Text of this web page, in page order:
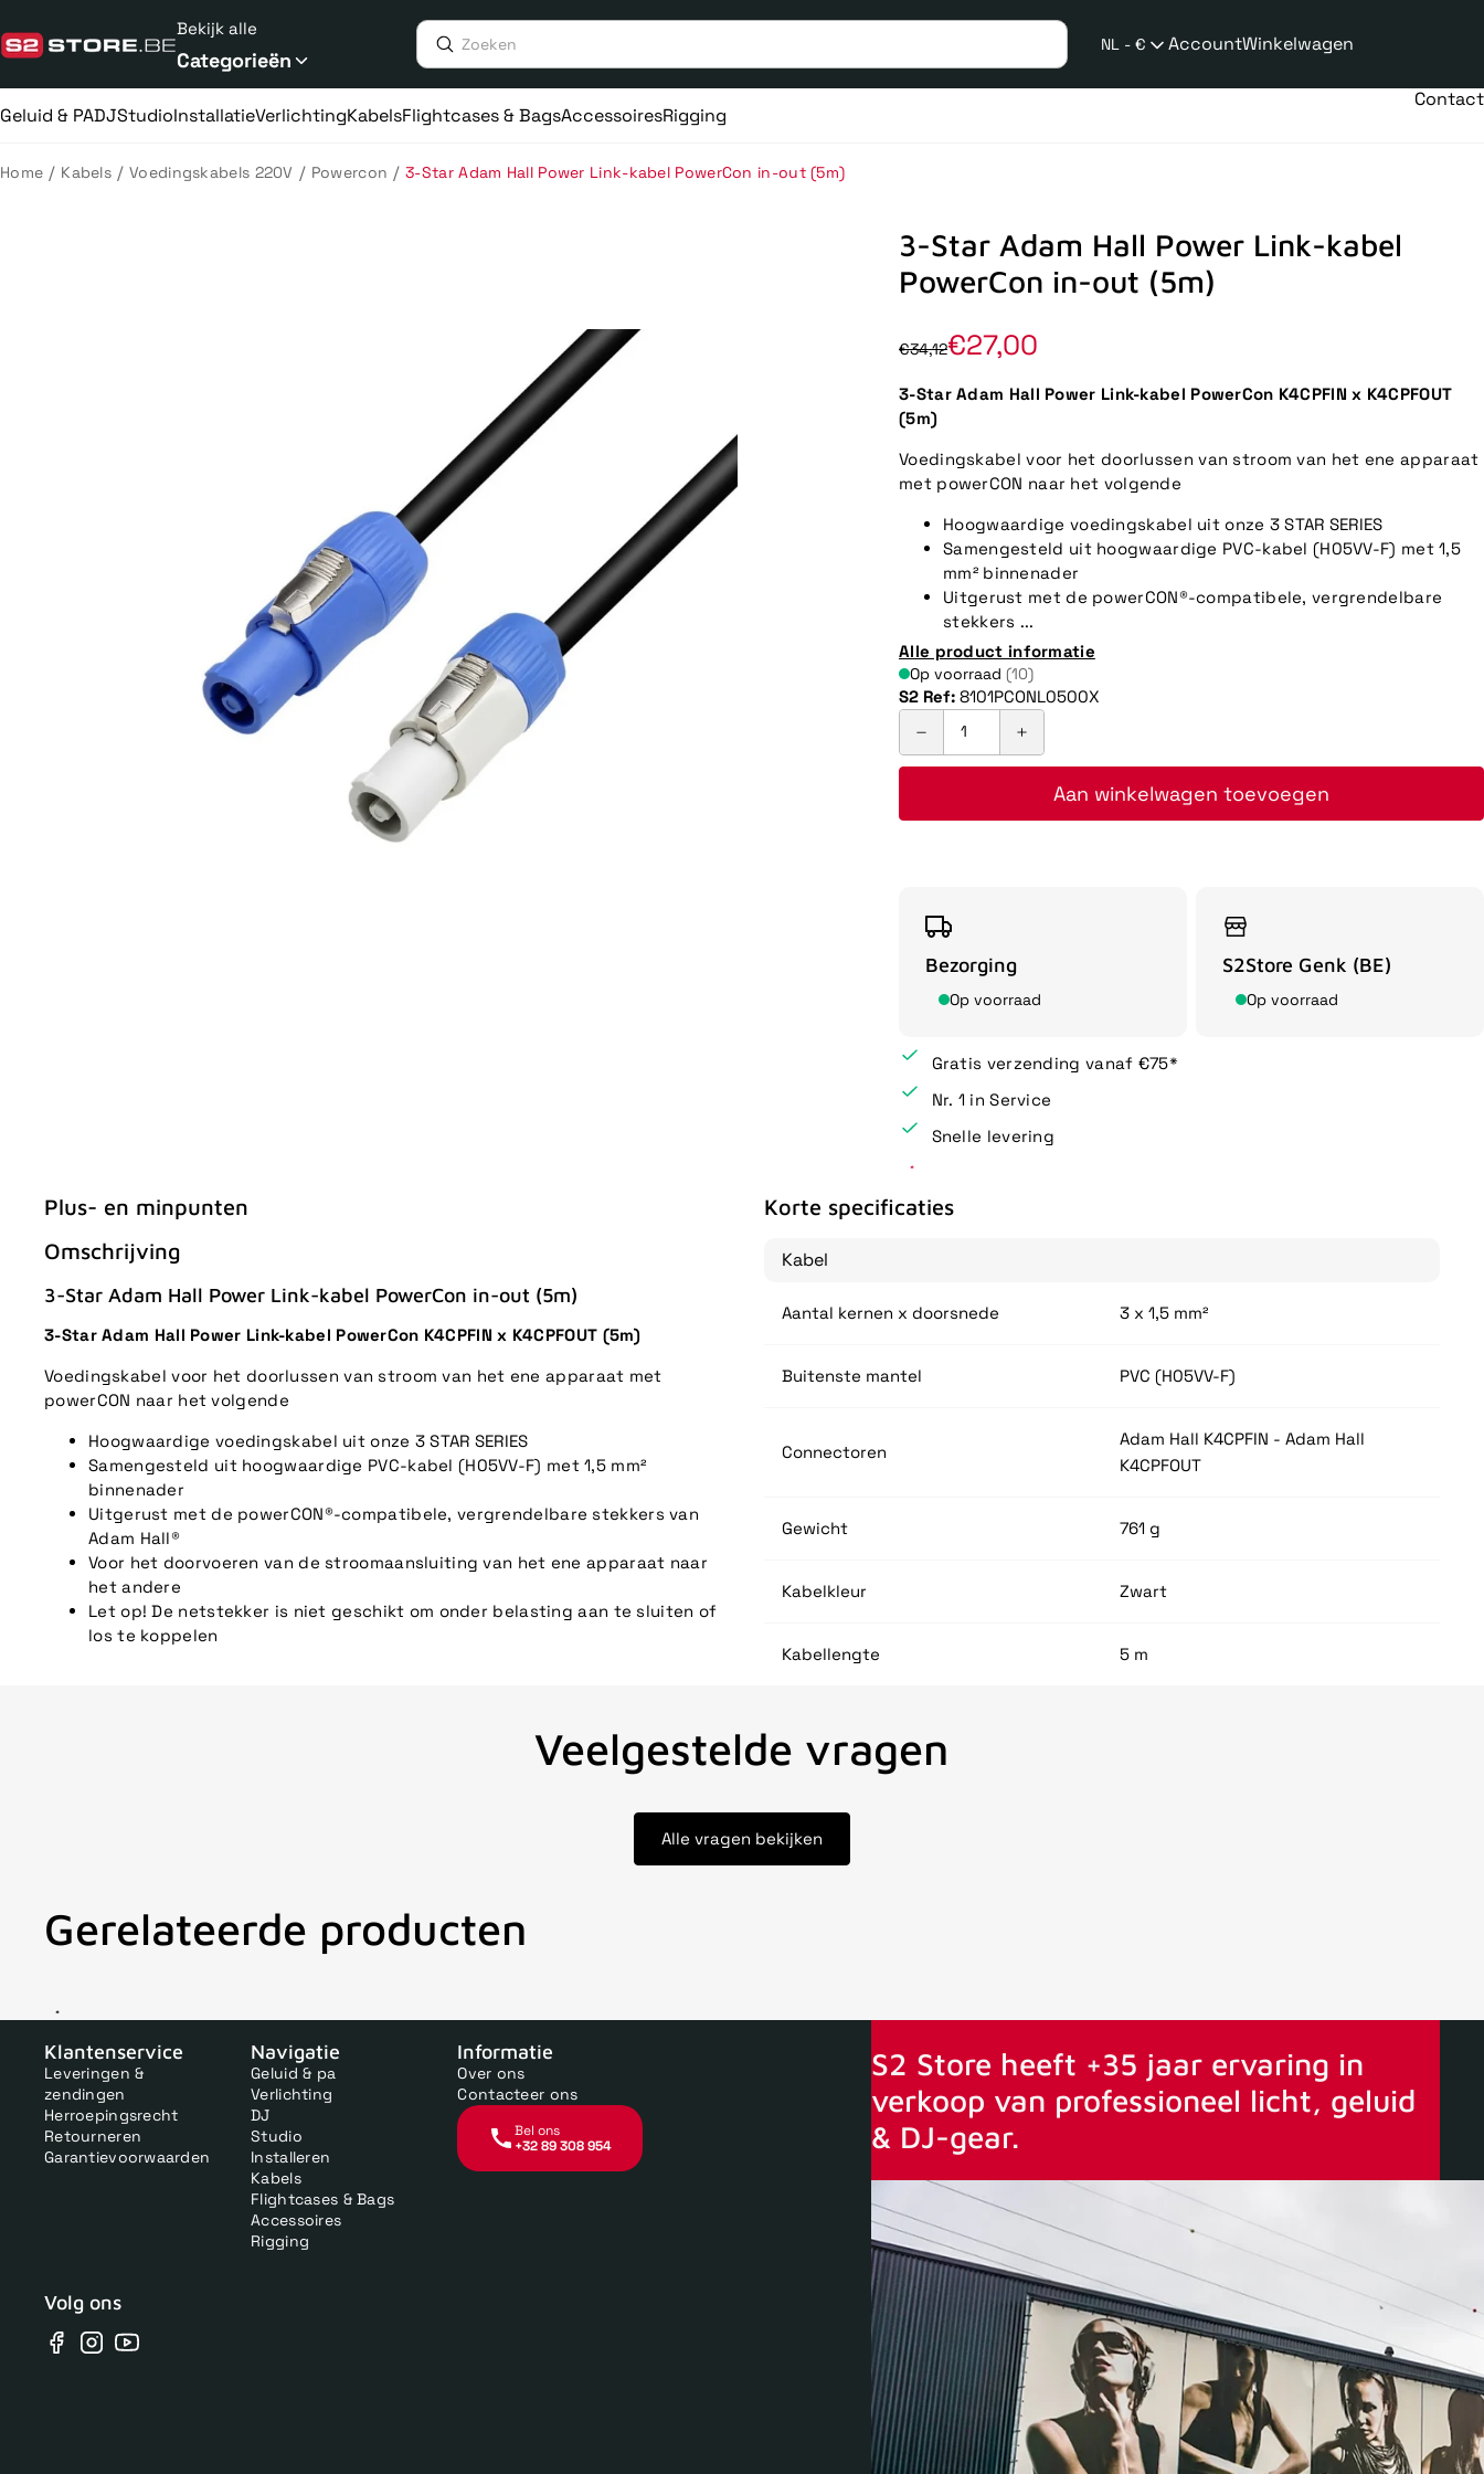
naar
de
Bekijk alle
Categorieën
NL - €
taalwijziging
AccountWinkelwagen
Geluid & PADJStudioInstallatieVerlichtingKabelsFlightcases & BagsAccessoiresRigging
Contact
Home / Kabels / Voedingskabels 220V / Powercon / 3-Star Adam Hall Power Link-kabel PowerCon in-out (5m)
3-Star Adam Hall Power Link-kabel
PowerCon in-out (5m)
€34,12€27,00
3-Star Adam Hall Power Link-kabel PowerCon K4CPFIN x K4CPFOUT
(5m)
Voedingskabel voor het doorlussen van stroom van het ene apparaat
met powerCON naar het volgende
Hoogwaardige voedingskabel uit onze 3 STAR SERIES
Samengesteld uit hoogwaardige PVC-kabel (H05VV-F) met 1,5
mm² binnenader
Uitgerust met de powerCON®-compatibele, vergrendelbare
stekkers ...
Alle product informatie
Op voorraad (10)
S2 Ref: 8101PCONL0500X
Aan winkelwagen toevoegen
Bezorging
Op voorraad
S2Store Genk (BE)
Op voorraad
Gratis verzending vanaf €75*
Nr. 1 in Service
Snelle levering
Plus- en minpunten
Omschrijving
3-Star Adam Hall Power Link-kabel PowerCon in-out (5m)
3-Star Adam Hall Power Link-kabel PowerCon K4CPFIN x K4CPFOUT (5m)
Voedingskabel voor het doorlussen van stroom van het ene apparaat met
powerCON naar het volgende
Hoogwaardige voedingskabel uit onze 3 STAR SERIES
Samengesteld uit hoogwaardige PVC-kabel (H05VV-F) met 1,5 mm²
binnenader
Uitgerust met de powerCON®-compatibele, vergrendelbare stekkers van
Adam Hall®
Voor het doorvoeren van de stroomaansluiting van het ene apparaat naar
het andere
Let op! De netstekker is niet geschikt om onder belasting aan te sluiten of
los te koppelen
Korte specificaties
Kabel
Aantal kernen x doorsnede 3 x 1,5 mm²
Buitenste mantel PVC (H05VV-F)
Connectoren
Adam Hall K4CPFIN - Adam Hall
K4CPFOUT
Gewicht 761 g
Kabelkleur Zwart
Kabellengte 5 m
Veelgestelde vragen
Alle vragen bekijken
Gerelateerde producten
Voor 15uur besteld, zelfde dag verstuurd Echte winkel +35 jaar ervaring Vanaf 75€ gratis verstuurd
Klantenservice
Leveringen &
zendingen
Herroepingsrecht
Retourneren
Garantievoorwaarden
Navigatie
Geluid & pa
Verlichting
DJ
Studio
Installeren
Kabels
Flightcases & Bags
Accessoires
Rigging
Informatie
Over ons
Contacteer ons
Bel ons
+32 89 308 954
Volg ons
Facebook
Instagram
YouTube
S2 Store heeft +35 jaar ervaring in
verkoop van professioneel licht, geluid
& DJ-gear.